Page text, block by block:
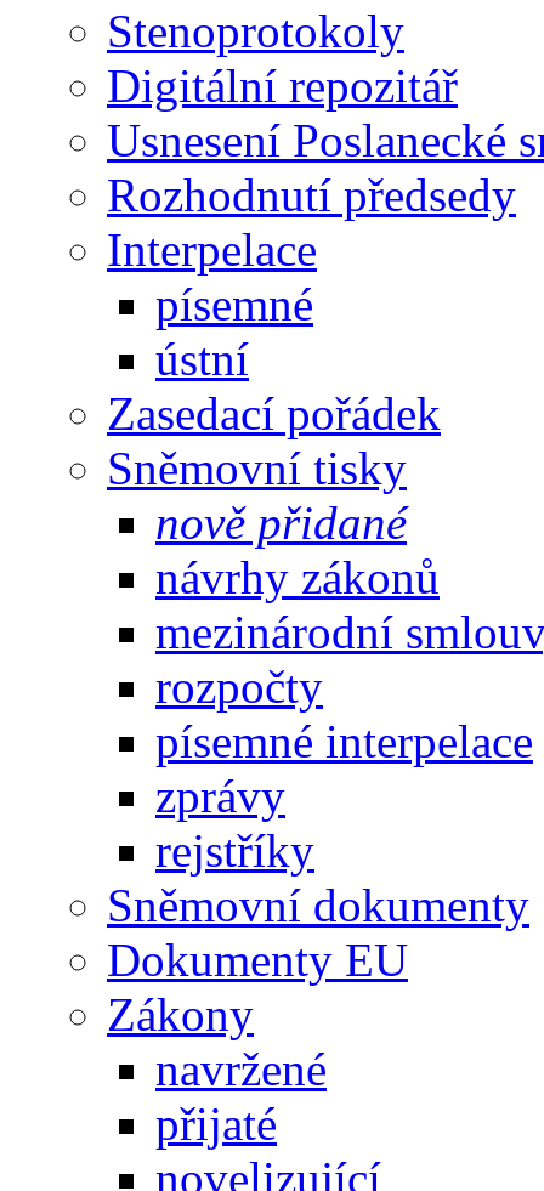
Stenoprotokoly
Digitální repozitář
Usnesení Poslanecké
Rozhodnutí předsedy
Interpelace
písemné
ústní
Zasedací pořádek
Sněmovní tisky
nově přidané
návrhy zákonů
mezinárodní
rozpočty
písemné interpelace
zprávy
rejstříky
Sněmovní dokumenty
Dokumenty EU
Zákony
navržené
přijaté
novelizující